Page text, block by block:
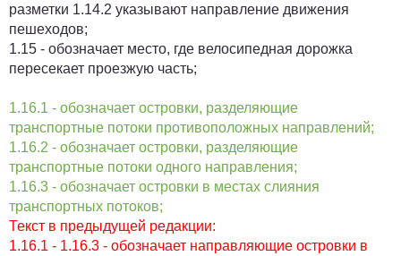
разметки 1.14.2 указывают направление движения
пешеходов;
1.15 - обозначает место, где велосипедная дорожка
пересекает проезжую часть;
1.16.1 - обозначает островки, разделяющие
транспортные потоки противоположных направлений;
1.16.2 - обозначает островки, разделяющие
транспортные потоки одного направления;
1.16.3 - обозначает островки в местах слияния
транспортных потоков;
Текст в предыдущей редакции:
1.16.1 - 1.16.3 - обозначает направляющие островки в